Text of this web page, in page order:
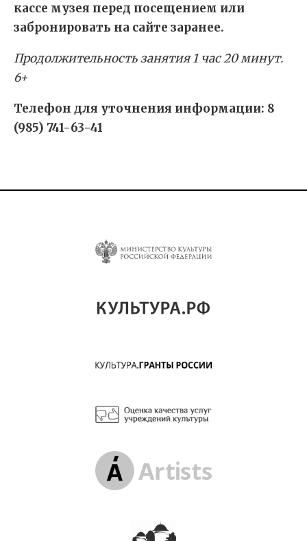
кассе музея перед посещением или
забронировать на сайте заранее.
Продолжительность занятия 1 час 20 минут.
6+
Телефон для уточнения информации: 8
(985) 741-63-41